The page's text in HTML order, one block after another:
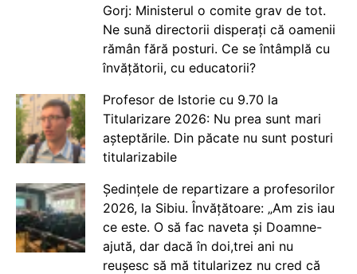
Gorj: Ministerul o comite grav de tot.
Ne sună directorii disperați că oamenii
rămân fără posturi. Ce se întâmplă cu
învățătorii, cu educatorii?
Profesor de Istorie cu 9.70 la
Titularizare 2026: Nu prea sunt mari
așteptările. Din păcate nu sunt posturi
titularizabile
Ședințele de repartizare a profesorilor
2026, la Sibiu. Învățătoare: „Am zis iau
ce este. O să fac naveta și Doamne-
ajută, dar dacă în doi,trei ani nu
reușesc să mă titularizez nu cred că